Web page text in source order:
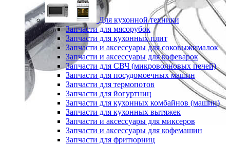
Для кухонной техники
Запчасти для мясорубок
Запчасти для кухонных плит
Запчасти и аксессуары для соковыжималок
Запчасти и аксессуары для кофеварок
Запчасти для СВЧ (микроволновых печей)
Запчасти для посудомоечных машин
Запчасти для термопотов
Запчасти для йогуртниц
Запчасти для кухонных комбайнов (машин)
Запчасти для кухонных вытяжек
Запчасти и аксессуары для миксеров
Запчасти и аксессуары для кофемашин
Запчасти для фритюрниц